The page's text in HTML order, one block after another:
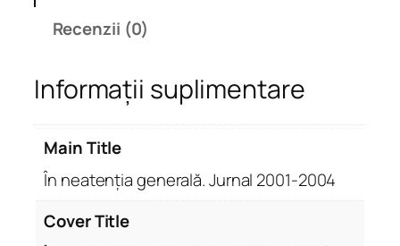
n
e
a
n
Recenzii (0)
Informații suplimentare
Main Title
În neatenția generală. Jurnal 2001-2004
Cover Title